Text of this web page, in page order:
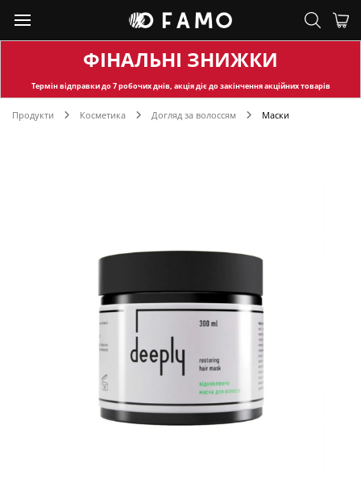
ФІНАЛЬНІ ЗНИЖКИ
Термін відправкидо 7 робочих днів, акція діє до закінчення акційних товарів
Продукти Косметика Догляд за волоссям Маски